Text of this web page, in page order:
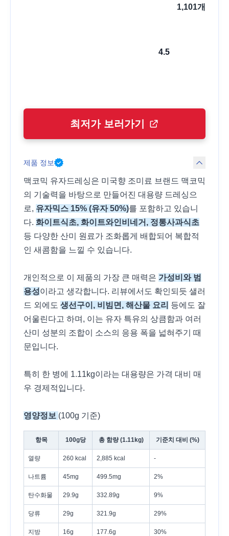
1,101개
4.5
최저가 보러가기
제품 정보
맥코믹 유자드레싱은 미국향 조미료 브랜드 맥코믹
의 기술력을 바탕으로 만들어진 대용량 드레싱으
로, 유자믹스 15% (유자 50%)를 포함하고 있습니
다. 화이트식초, 화이트와인비네거, 정통사과식초
등 다양한 산미 원료가 조화롭게 배합되어 복합적
인 새콤함을 느낄 수 있습니다.
개인적으로 이 제품의 가장 큰 매력은 가성비와 범
용성이라고 생각합니다. 리뷰에서도 확인되듯 샐러
드 외에도 생선구이, 비빔면, 해산물 요리 등에도 잘
어울린다고 하며, 이는 유자 특유의 상큼함과 여러
산미 성분의 조합이 소스의 응용 폭을 넓혀주기 때
문입니다.
특히 한 병에 1.11kg이라는 대용량은 가격 대비 매
우 경제적입니다.
영양정보 (100g 기준)
항목 100g당 총 함량 (1.11kg) 기준치 대비 (%)
열량 260 kcal 2,885 kcal -
나트륨 45mg 499.5mg 2%
탄수화물 29.9g 332.89g 9%
당류 29g 321.9g 29%
지방 16g 177.6g 30%